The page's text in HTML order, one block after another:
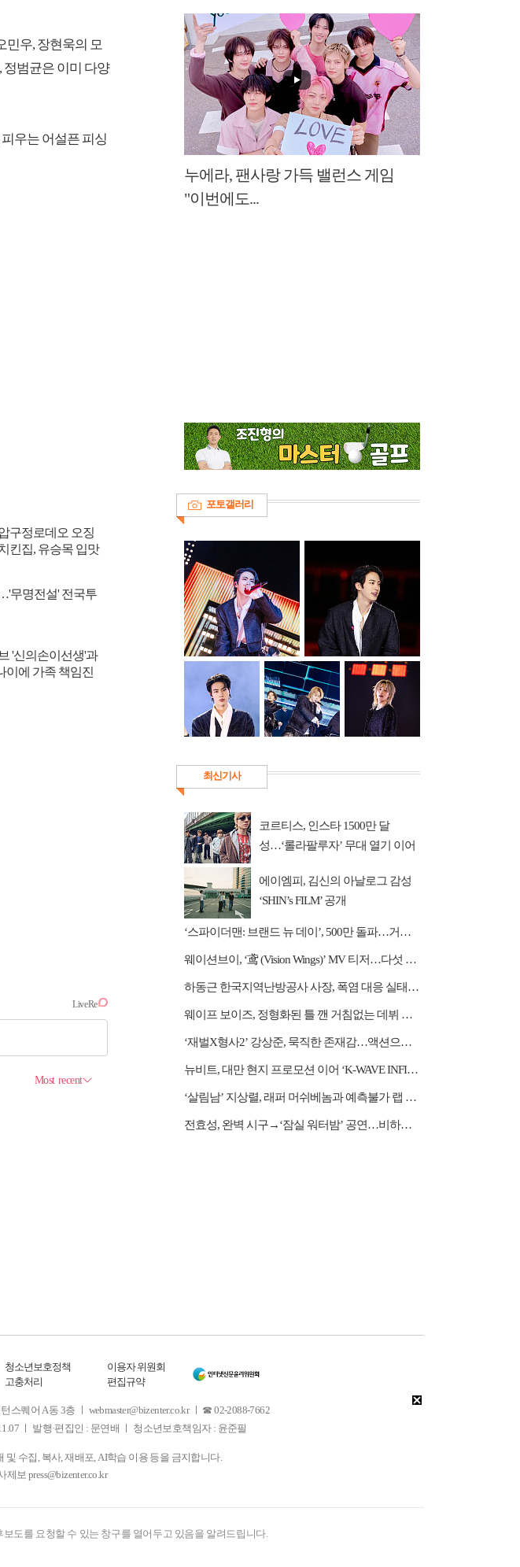
민우, 장현욱의 모
범균은 이미 다양
우는 어설픈 피싱
구정로데오 오징
킨집, 유승목 입맛
무명전설' 전국투
'신의손이선생'과
에 가족 책임진
누에라, 팬사랑 가득 밸런스 게임
"이번에도...
포토갤러리
최신기사
코르티스, 인스타 1500만 달
성…‘롤라팔루자’ 무대 열기 이어
에이엠피, 김신의 아날로그 감성
‘SHIN’s FILM’ 공개
‘스파이더맨: 브랜드 뉴 데이’, 500만 돌파…거침없는 흥행 질주
웨이션브이, ‘鸢 (Vision Wings)’ MV 티저…다섯 전사들의 강렬한 비상
하동근 한국지역난방공사 사장, 폭염 대응 실태 점검 "안전관리에 최선을 다할 것"
웨이프 보이즈, 정형화된 틀 깬 거침없는 데뷔 행보
‘재벌X형사2’ 강상준, 묵직한 존재감…액션으로 강렬 포문
뉴비트, 대만 현지 프로모션 이어 ‘K-WAVE INFINITY’ 무대 오른다
‘살림남’ 지상렬, 래퍼 머쉬베놈과 예측불가 랩 수업
전효성, 완벽 시구→‘잠실 워터밤’ 공연…비하인드 공개
청소년보호정책
고충처리
이용자 위원회
편집규약
퀘어 A동 3층 ㅣ webmaster@bizenter.co.kr ㅣ ☎ 02-2088-7662
ㅣ 발행·편집인 : 문연배 ㅣ 청소년보호책임자 : 윤준필
수집, 복사, 재배포, AI학습 이용 등을 금지합니다.
제보 press@bizenter.co.kr
도를 요청할 수 있는 창구를 열어두고 있음을 알려드립니다.